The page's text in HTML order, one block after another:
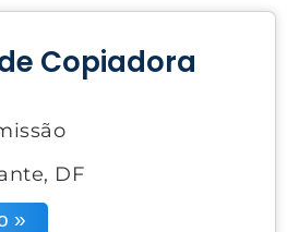
Copiadora
DF
»